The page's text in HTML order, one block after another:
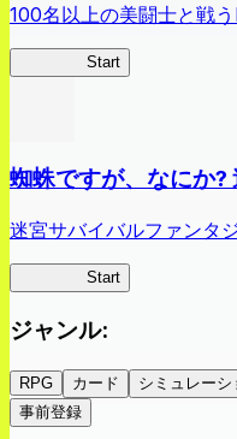
100名以上の美闘士と戦
Start
蜘蛛ですが、なにか?
迷宮サバイバルファンタ
Start
ジャンル:
RPG カード シミュレーシ
事前登録